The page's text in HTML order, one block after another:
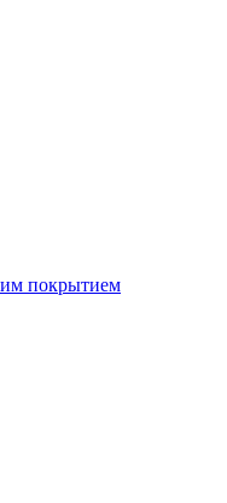
покрытием